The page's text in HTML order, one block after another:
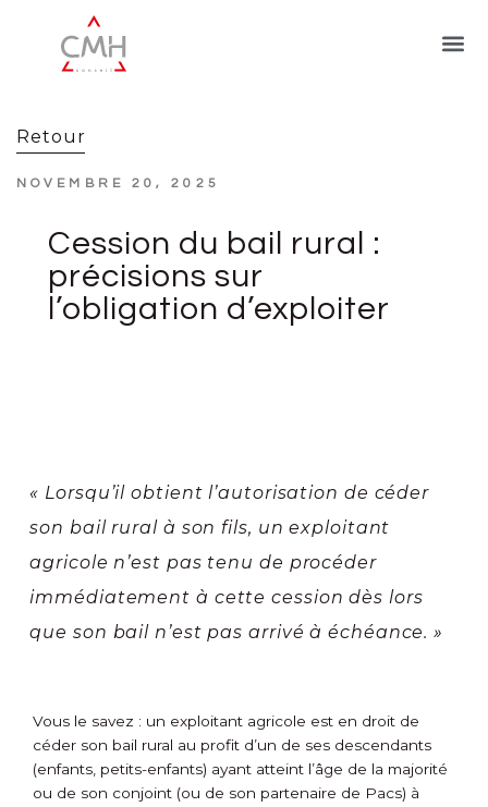
Retour
NOVEMBRE 20, 2025
Cession du bail rural :
précisions sur
l’obligation d’exploiter
« Lorsqu’il obtient l’autorisation de céder
son bail rural à son fils, un exploitant
agricole n’est pas tenu de procéder
immédiatement à cette cession dès lors
que son bail n’est pas arrivé à échéance. »
Vous le savez : un exploitant agricole est en droit de
céder son bail rural au profit d’un de ses descendants
(enfants, petits-enfants) ayant atteint l’âge de la majorité
ou de son conjoint (ou de son partenaire de Pacs) à